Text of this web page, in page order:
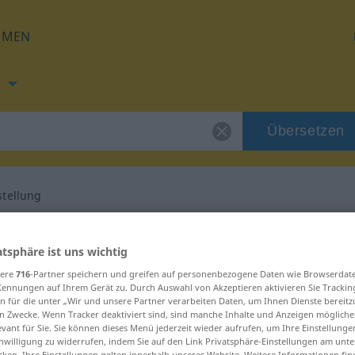
Übersetzen
für "Wahnvorstellung"
ist uns wichtig
716-Partner speichern und greifen auf personenbezogene Daten wie
auf Ihrem Gerät zu. Durch Auswahl von Akzeptieren aktivieren Sie
für die unter „Wir und unsere Partner verarbeiten Daten, um Ihnen Dienste
Zwecke. Wenn Tracker deaktiviert sind, sind manche Inhalte und Anzeigen
für Sie. Sie können dieses Menü jederzeit wieder aufrufen, um Ihre
zu widerrufen, indem Sie auf den Link Privatsphäre-Einstellungen am